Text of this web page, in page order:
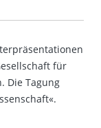
für
Die Tagung